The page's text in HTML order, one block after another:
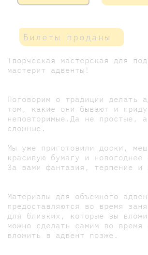
Билеты проданы
Творческая мастерская для
мастерит адвенты!
Поговорим о традиции делать
том, какие они бывают и
неповторимые.Да не простые,
сложные.
Мы уже приготовили доски,
красивую бумагу и новогоднее
За вами фантазия, терпение и
Материалы для объемного
предоставляются во время
для близких, которые вы
можно сделать самим во время
вложить в адвент позже.